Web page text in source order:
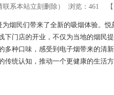
联系本站立刻删除） 浏览： 461 【
烟民们带来了全新的吸烟体验。悦
门店的开业，不仅为当地的烟民
种口味，感受到电子烟带来的清
统认知，推动一个更健康的生活方